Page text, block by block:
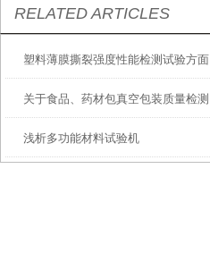
RELATED ARTICLES
塑料薄膜撕裂强度性能检测试验方面
简介
关于食品、药材包真空包装质量检测
方面
浅析多功能材料试验机